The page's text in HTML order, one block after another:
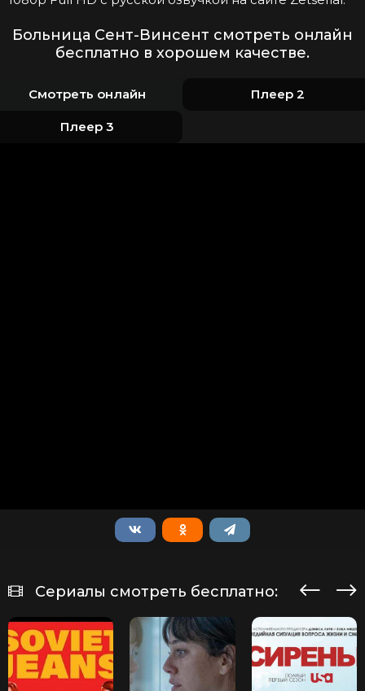
Больница Сент-Винсент смотреть онлайн
бесплатно в хорошем качестве.
Смотреть онлайн Плеер 2
Плеер 3
Сериалы смотреть бесплатно: